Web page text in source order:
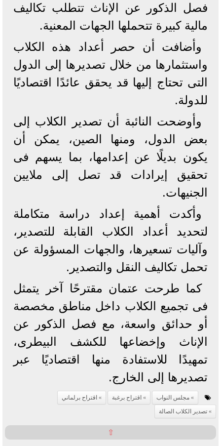
فصل الذكور عن الإناث تتطلب تكاليف
مالية كبيرة تتحملها الجهات المعنية.
وأضافت أن حصر أعداد هذه الكلاب
واستثمارها من خلال تصديرها إلى الدول
التى تحتاج إليها قد يحقق عائدًا اقتصاديًا
للدولة.
وأوضحت النائبة أن تصدير الكلاب إلى
بعض الدول، ومنها الصين، يمكن أن
يكون بديلًا عن إعدامها، بما يسهم فى
تحقيق إيرادات قد تصل إلى ملايين
الجنيهات.
وأكدت أهمية إعداد دراسة متكاملة
لتحديد أعداد الكلاب القابلة للتصدير،
وآليات تسعيرها، والجهات المسؤولة عن
تحمل تكاليف النقل والتصدير.
كما طرحت عتمان مقترحًا آخر يتمثل
فى تجميع الكلاب داخل مناطق مخصصة
أو حدائق واسعة، مع فصل الذكور عن
الإناث وإخضاعها للكشف البيطرى،
تمهيدًا للاستفادة منها اقتصاديًا عبر
تصديرها إلى الخارج.
مجلس النواب اقتراح برغبة
اقتراح برلماني
تصدير الكلاب الصالة
⇧